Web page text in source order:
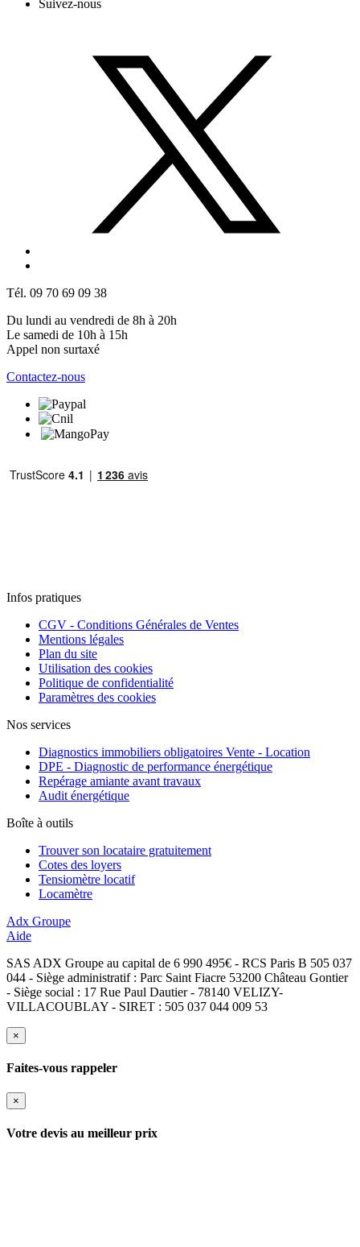
Suivez-nous
Tél. 09 70 69 09 38
Du lundi au vendredi de 8h à 20h
Le samedi de 10h à 15h
Appel non surtaxé
Contactez-nous
Infos pratiques
CGV - Conditions Générales de Ventes
Mentions légales
Plan du site
Utilisation des cookies
Politique de confidentialité
Paramètres des cookies
Nos services
Diagnostics immobiliers obligatoires Vente - Location
DPE - Diagnostic de performance énergétique
Repérage amiante avant travaux
Audit énergétique
Boîte à outils
Trouver son locataire gratuitement
Cotes des loyers
Tensiomètre locatif
Locamètre
Adx Groupe
Aide
SAS ADX Groupe au capital de 6 990 495€ - RCS Paris B 505 037
044 - Siège administratif : Parc Saint Fiacre 53200 Château Gontier
- Siège social : 17 Rue Paul Dautier - 78140 VELIZY-
VILLACOUBLAY - SIRET : 505 037 044 009 53
×
Faites-vous rappeler
×
Votre devis au meilleur prix